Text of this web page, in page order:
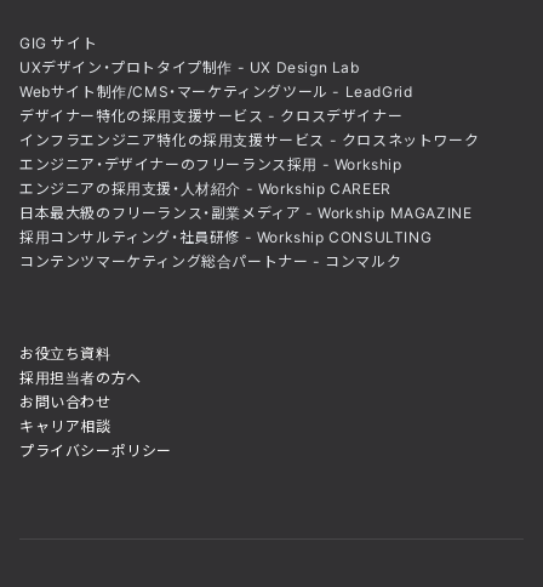
GIG サイト
UXデザイン・プロトタイプ制作 - UX Design Lab
Webサイト制作/CMS・マーケティングツール - LeadGrid
デザイナー特化の採用支援サービス - クロスデザイナー
インフラエンジニア特化の採用支援サービス - クロスネットワーク
エンジニア・デザイナーのフリーランス採用 - Workship
エンジニアの採用支援・人材紹介 - Workship CAREER
日本最大級のフリーランス・副業メディア - Workship MAGAZINE
採用コンサルティング・社員研修 - Workship CONSULTING
コンテンツマーケティング総合パートナー - コンマルク
お役立ち資料
採用担当者の方へ
お問い合わせ
キャリア相談
プライバシーポリシー